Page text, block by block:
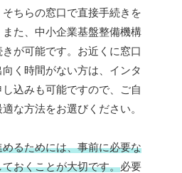
ちらの窓口で直接手続きを
た、中小企業基盤整備機構
が可能です。お近くに窓口
く時間がない方は、インタ
込みも可能ですので、ご自
な方法をお選びください。
るためには、事前に必要な
おくことが大切です。必要